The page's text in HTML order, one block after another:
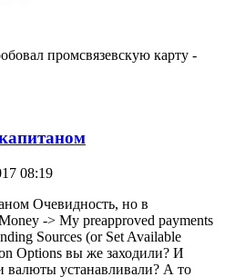
промсвязевскую карту -
08:19
Очевидность, но в
-> My preapproved payments
Sources (or Set Available
Options вы же заходили? И
валюты устанавливали? А то